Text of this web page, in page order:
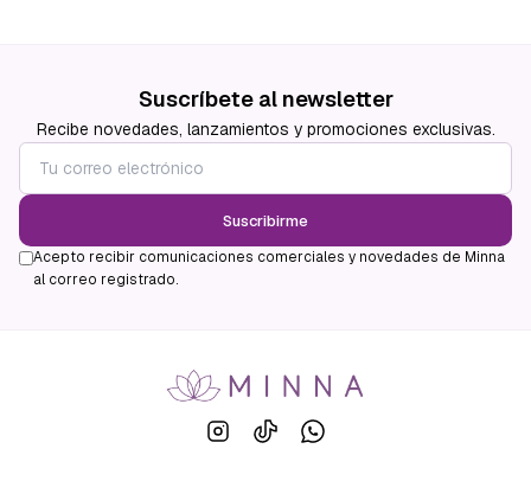
Suscríbete al newsletter
Recibe novedades, lanzamientos y promociones exclusivas.
Suscribirme
Acepto recibir comunicaciones comerciales y novedades de Minna
al correo registrado.